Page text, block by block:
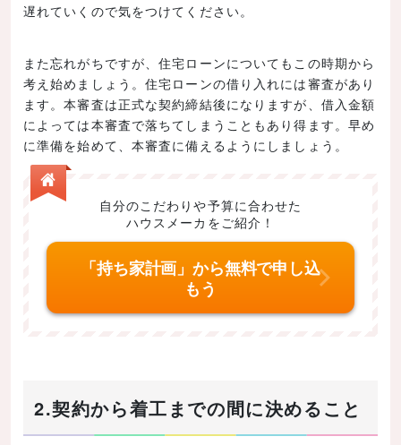
遅れていくので気をつけてください。
また忘れがちですが、住宅ローンについてもこの時期から
考え始めましょう。住宅ローンの借り入れには審査があり
ます。本審査は正式な契約締結後になりますが、借入金額
によっては本審査で落ちてしまうこともあり得ます。早め
に準備を始めて、本審査に備えるようにしましょう。
自分のこだわりや予算に合わせた
ハウスメーカをご紹介！
「持ち家計画」から無料で申し込
もう
2.契約から着工までの間に決めること